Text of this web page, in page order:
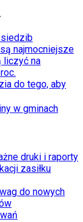
siedzib
najmocniejsze
liczyć na
do tego, aby
w gminach
druki i raporty
zasiłku
do nowych